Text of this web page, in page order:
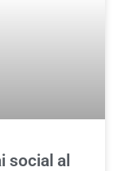
social al